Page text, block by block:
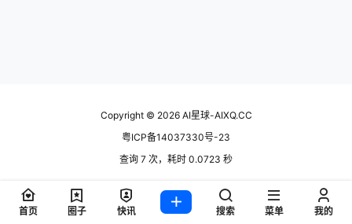
Copyright © 2026AI星球-AIXQ.CC
粤ICP备14037330号-23
查询 7 次，耗时 0.0723 秒
首页 圈子 快讯 搜索 菜单 我的